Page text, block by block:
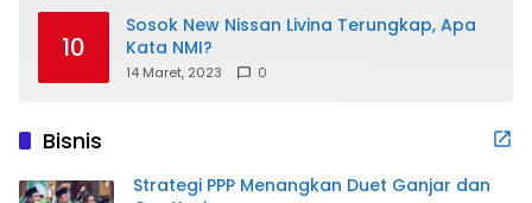
10
Sosok New Nissan Livina Terungkap, Apa
Kata NMI?
14 Maret, 2023 0
Bisnis
Strategi PPP Menangkan Duet Ganjar dan